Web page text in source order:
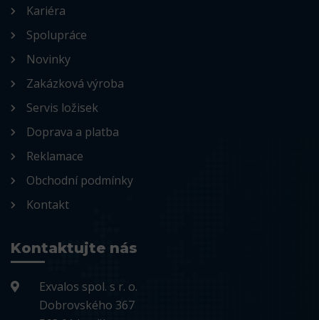
Kariéra
Spolupráce
Novinky
Zakázková výroba
Servis ložisek
Doprava a platba
Reklamace
Obchodní podmínky
Kontakt
Kontaktujte nás
Exvalos spol. s r. o.
Dobrovského 367